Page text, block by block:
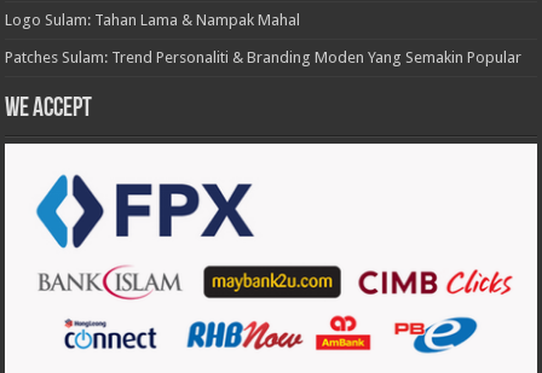
Logo Sulam: Tahan Lama & Nampak Mahal
Patches Sulam: Trend Personaliti & Branding Moden Yang Semakin Popular
We accept